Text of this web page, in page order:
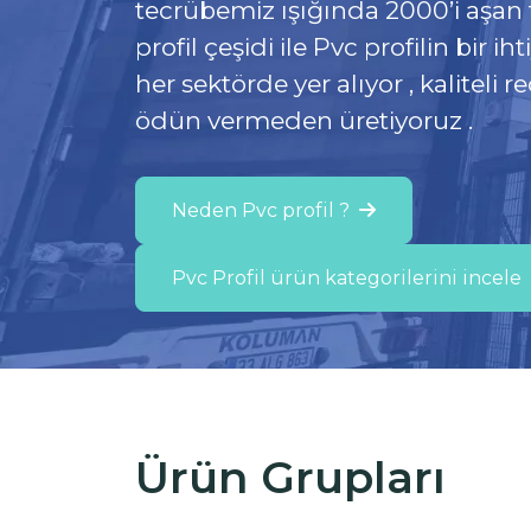
tecrübemiz ışığında 2000’i aşan
profil çeşidi ile Pvc profilin bir
her sektörde yer alıyor , kaliteli
ödün vermeden üretiyoruz .
Neden Pvc profil ?
Pvc Profil ürün kategorilerini incele
Yüksek ısı yalıtım verimliliği
Poliamid ısı bariyeri üretimimiz
Alüminyum Kapı-Pencere & Dış
sistemlerine değer katıyoruz.
Neden Poliamid ısı bariyeri ?
Poliamid ısı bariyer profillerini incele
Reach ve RoHS mevzuatına
edilen sertlikte,renkte ve
Müşterilerimizin projelerine
ve tecrübemiz ile teknik destek
katkıda bulunuyoruz.Doğru
doğru ürünü biraraya getirerek
sunuyoruz.
Ürün Grupları